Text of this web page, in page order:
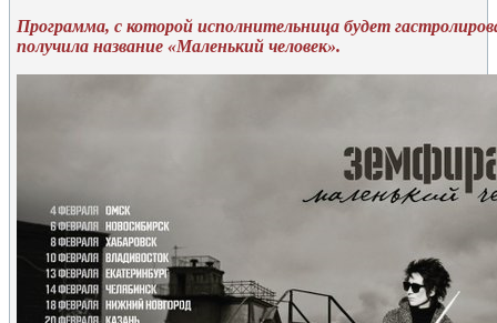
Программа, с которой исполнительница будет
получила название «Маленький человек».